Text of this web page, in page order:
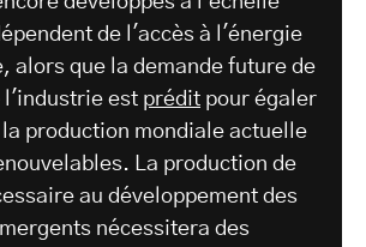
de l'accès à l'énergie
alors que la demande future de
l'industrie est prédit pour égaler
production mondiale actuelle
La production de
au développement des
nécessitera des